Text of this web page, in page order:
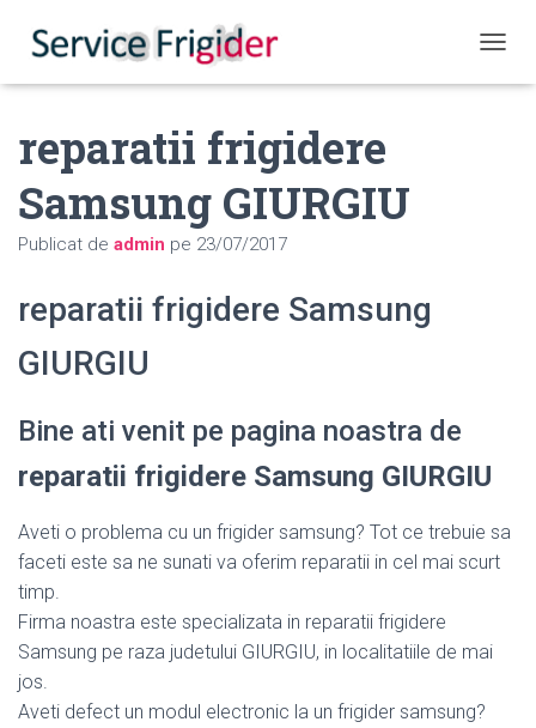
reparatii frigidere
Samsung GIURGIU
Publicat de admin pe 23/07/2017
reparatii frigidere Samsung
GIURGIU
Bine ati venit pe pagina noastra de
reparatii frigidere Samsung GIURGIU
Aveti o problema cu un frigider samsung? Tot ce trebuie sa
faceti este sa ne sunati va oferim reparatii in cel mai scurt
timp.
Firma noastra este specializata in reparatii frigidere
Samsung pe raza judetului GIURGIU, in localitatiile de mai
jos.
Aveti defect un modul electronic la un frigider samsung?